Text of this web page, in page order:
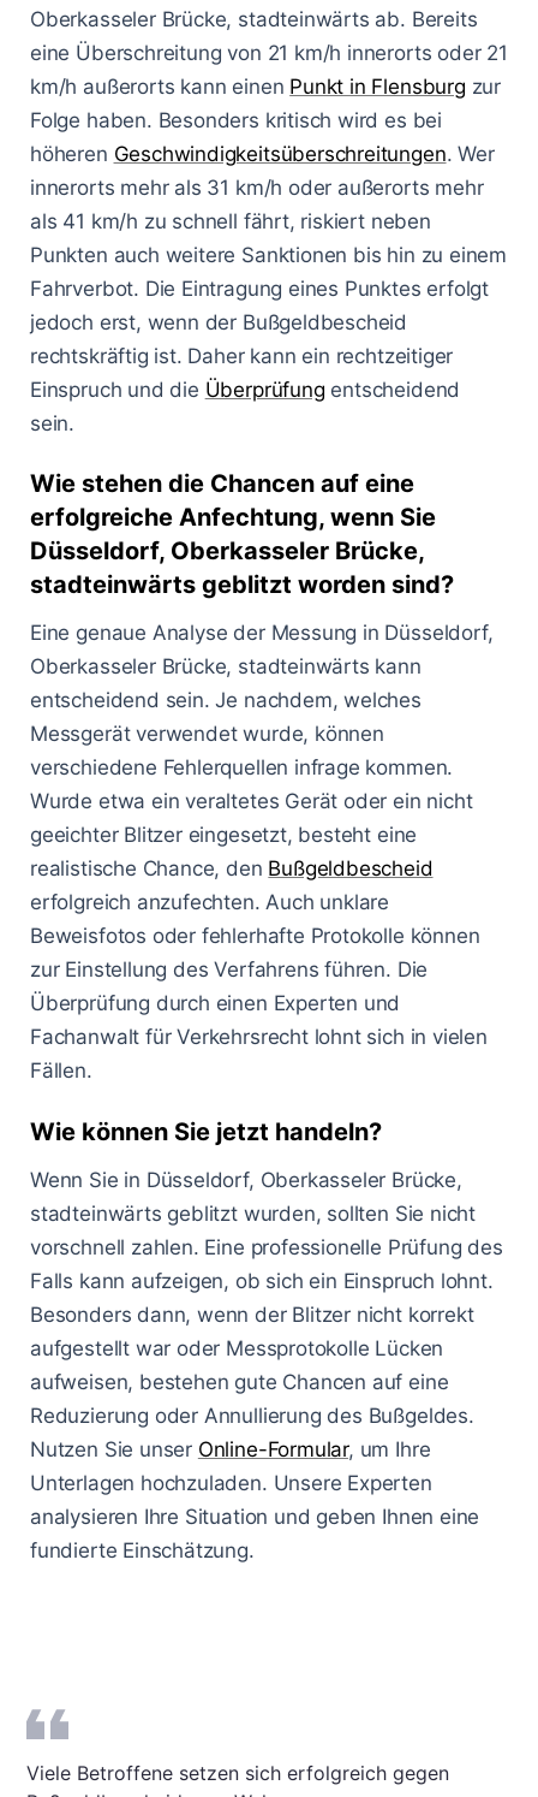
Oberkasseler Brücke, stadteinwärts ab. Bereits
eine Überschreitung von 21 km/h innerorts oder 21
km/h außerorts kann einen Punkt in Flensburg zur
Folge haben. Besonders kritisch wird es bei
höheren Geschwindigkeitsüberschreitungen. Wer
innerorts mehr als 31 km/h oder außerorts mehr
als 41 km/h zu schnell fährt, riskiert neben
Punkten auch weitere Sanktionen bis hin zu einem
Fahrverbot. Die Eintragung eines Punktes erfolgt
jedoch erst, wenn der Bußgeldbescheid
rechtskräftig ist. Daher kann ein rechtzeitiger
Einspruch und die Überprüfung entscheidend
sein.
Wie stehen die Chancen auf eine
erfolgreiche Anfechtung, wenn Sie
Düsseldorf, Oberkasseler Brücke,
stadteinwärts geblitzt worden sind?
Eine genaue Analyse der Messung in Düsseldorf,
Oberkasseler Brücke, stadteinwärts kann
entscheidend sein. Je nachdem, welches
Messgerät verwendet wurde, können
verschiedene Fehlerquellen infrage kommen.
Wurde etwa ein veraltetes Gerät oder ein nicht
geeichter Blitzer eingesetzt, besteht eine
realistische Chance, den Bußgeldbescheid
erfolgreich anzufechten. Auch unklare
Beweisfotos oder fehlerhafte Protokolle können
zur Einstellung des Verfahrens führen. Die
Überprüfung durch einen Experten und
Fachanwalt für Verkehrsrecht lohnt sich in vielen
Fällen.
Wie können Sie jetzt handeln?
Wenn Sie in Düsseldorf, Oberkasseler Brücke,
stadteinwärts geblitzt wurden, sollten Sie nicht
vorschnell zahlen. Eine professionelle Prüfung des
Falls kann aufzeigen, ob sich ein Einspruch lohnt.
Besonders dann, wenn der Blitzer nicht korrekt
aufgestellt war oder Messprotokolle Lücken
aufweisen, bestehen gute Chancen auf eine
Reduzierung oder Annullierung des Bußgeldes.
Nutzen Sie unser Online-Formular, um Ihre
Unterlagen hochzuladen. Unsere Experten
analysieren Ihre Situation und geben Ihnen eine
fundierte Einschätzung.
Viele Betroffene setzen sich erfolgreich gegen